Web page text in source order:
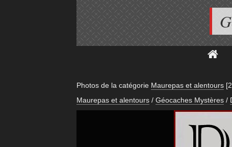
Photos de la catégorie Maurepas et alentours
Maurepas et alentours / Géocaches Mystères /